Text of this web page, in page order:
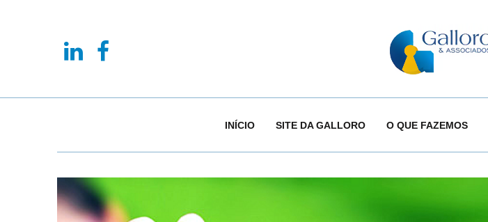
INÍCIO SITE DA GALLORO O QUE FAZEMOS